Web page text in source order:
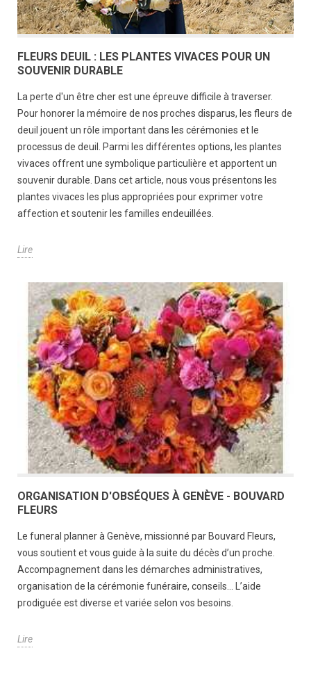
FLEURS DEUIL : LES PLANTES VIVACES POUR UN
SOUVENIR DURABLE
La perte d'un être cher est une épreuve difficile à traverser.
Pour honorer la mémoire de nos proches disparus, les fleurs de
deuil jouent un rôle important dans les cérémonies et le
processus de deuil. Parmi les différentes options, les plantes
vivaces offrent une symbolique particulière et apportent un
souvenir durable. Dans cet article, nous vous présentons les
plantes vivaces les plus appropriées pour exprimer votre
affection et soutenir les familles endeuillées.
Lire
ORGANISATION D'OBSÉQUES À GENÈVE - BOUVARD
FLEURS
Le funeral planner à Genève, missionné par Bouvard Fleurs,
vous soutient et vous guide à la suite du décès d’un proche.
Accompagnement dans les démarches administratives,
organisation de la cérémonie funéraire, conseils… L’aide
prodiguée est diverse et variée selon vos besoins.
Lire